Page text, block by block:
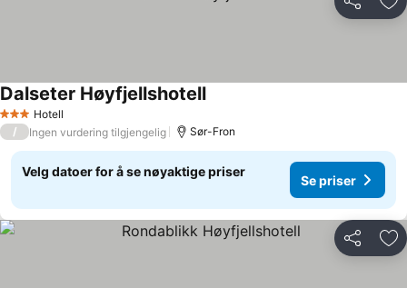
Del
3 StjernerHotell
Dalseter Høyfjellshotell
/ Ingen vurdering tilgjengelig Sør-Fron
Velg datoer for å se nøyaktige priser
Se priser
Del